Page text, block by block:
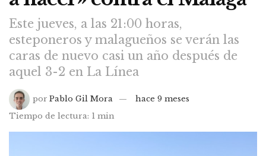
Este jueves, a las 21:00 horas,
esteponeros y malagueños se verán las
caras de nuevo casi un año después de
aquel 3-2 en La Línea
por Pablo Gil Mora
hace 9 meses
Tiempo de lectura: 1 min